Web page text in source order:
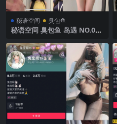
秘语空间 臭包鱼
秘语空间 臭包鱼 岛遇 NO.001